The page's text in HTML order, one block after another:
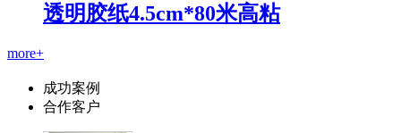
透明胶纸4.5cm*80米高粘
more+
成功案例
合作客户